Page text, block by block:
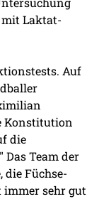
mit Laktat-
Auf
Konstitution
die
Team der
die Füchse-
immer sehr gut